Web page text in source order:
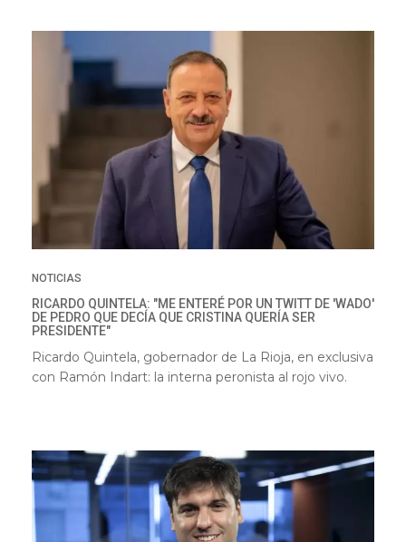
NOTICIAS
RICARDO QUINTELA: "ME ENTERÉ POR UN TWITT DE 'WADO'
DE PEDRO QUE DECÍA QUE CRISTINA QUERÍA SER
PRESIDENTE"
Ricardo Quintela, gobernador de La Rioja, en exclusiva
con Ramón Indart: la interna peronista al rojo vivo.